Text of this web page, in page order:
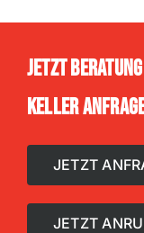
Jetzt
Keller
JETZT
JETZT